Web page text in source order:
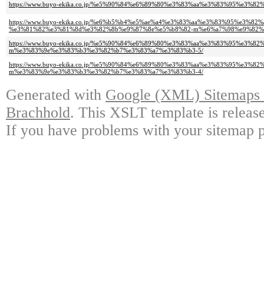
https://www.buyo-ekika.co.jp/
https://www.buyo-ekika.co.jp/
%e3%81%82%e3%81%8d%e3%82%8b%e9%87%8e%e5%b8%82-
https://www.buyo-ekika.co.jp/
m%e3%83%9e%e3%83%b3%e3%82%b7%e3%83%a7%e3%83%b3-5/
https://www.buyo-ekika.co.jp/
m%e3%83%9e%e3%83%b3%e3%82%b7%e3%83%a7%e3%83%b3-4/
Generated with Google (XML)
Brachhold. This XSLT template is
If you have problems with your sitemap